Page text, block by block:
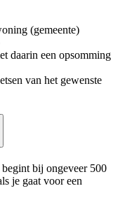
(gemeente)
daarin een opsomming
van het gewenste
bij ongeveer 500
je gaat voor een